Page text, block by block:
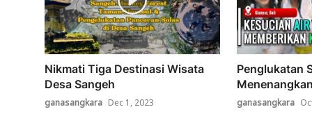
Nikmati Tiga Destinasi Wisata
Desa Sangeh
ganasangkara Dec 1, 2023
Penglukatan
Menenangkan
ganasangkara